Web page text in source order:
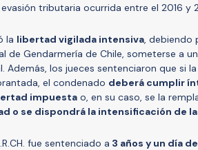
tributaria ocurrida entre el 2016 y
la libertad vigilada intensiva, debiendo
de Gendarmería de Chile, someterse a
Además, los jueces sentenciaron que si
el condenado deberá cumplir
impuesta o, en su caso, se la
o se dispondrá la intensificación de
fue sentenciado a 3 años y un día